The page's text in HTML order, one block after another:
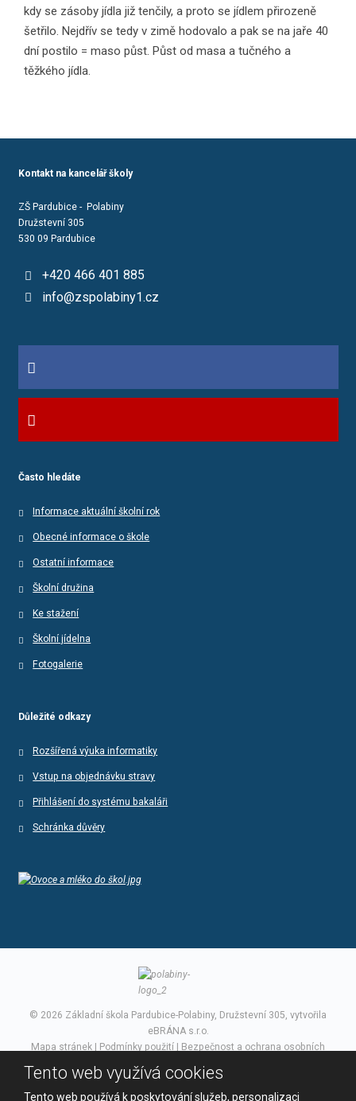
kdy se zásoby jídla již tenčily, a proto se jídlem přirozeně
šetřilo. Nejdřív se tedy v zimě hodovalo a pak se na jaře 40
dní postilo = maso půst. Půst od masa a tučného a
těžkého jídla.
Kontakt na kancelář školy
ZŠ Pardubice - Polabiny
Družstevní 305
530 09 Pardubice
+420 466 401 885
info@zspolabiny1.cz
Často hledáte
Informace aktuální školní rok
Obecné informace o škole
Ostatní informace
Školní družina
Ke stažení
Školní jídelna
Fotogalerie
Důležité odkazy
Rozšířená výuka informatiky
Vstup na objednávku stravy
Přihlášení do systému bakaláři
Schránka důvěry
© 2026 Základní škola Pardubice-Polabiny, Družstevní 305, vytvořila
eBRÁNA s.r.o.
Mapa stránek
Podmínky použití
Bezpečnost a ochrana osobních
Tento web využívá cookies
Tento web používá k poskytování služeb, personalizaci